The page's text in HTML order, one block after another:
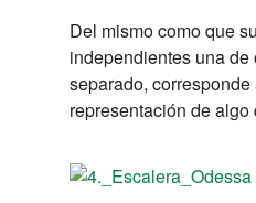
Del mismo como que
independientes una
separado,
representación de algo